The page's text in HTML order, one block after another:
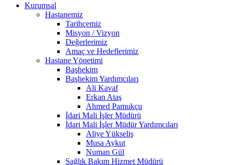
Kurumsal
Hastanemiz
Tarihçemiz
Misyon / Vizyon
Değerlerimiz
Amaç ve Hedeflerimiz
Hastane Yönetimi
Başhekim
Başhekim Yardımcıları
Ali Kavaf
Erkan Ataş
Ahmed Pamukçu
İdari Mali İşler Müdürü
İdari Mali İşler Müdür Yardımcıları
Aliye Yükseliş
Musa Aykut
Numan Gül
Sağlık Bakım Hizmet Müdürü